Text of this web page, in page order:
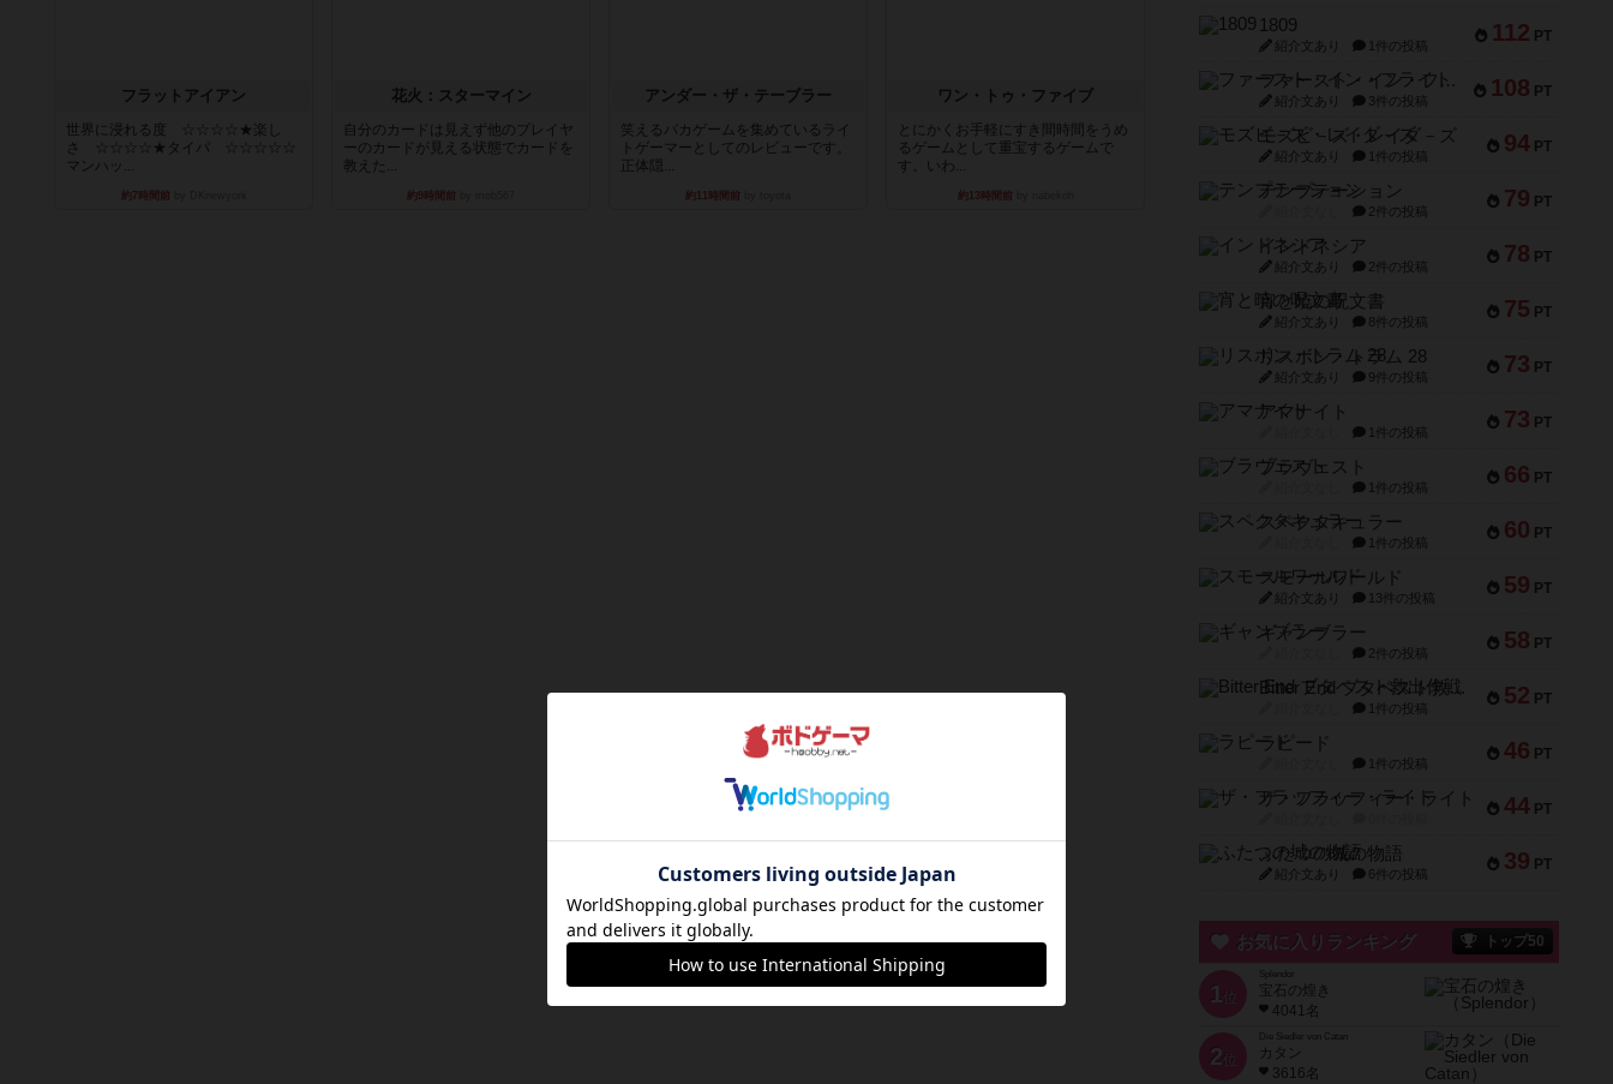
フラットアイアン
世界に浸れる度 ☆☆☆☆★楽し
さ ☆☆☆☆★タイパ ☆☆☆☆☆
マンハッ...
約7時間前
花火：スターマイン
自分のカードは見えず他のプレイヤ
ーのカードが見える状態でカードを
教えた...
約9時間前
アンダー・ザ・テーブラー
笑えるバカゲームを集めているライ
トゲーマーとしてのレビューです。
正体隠...
約11時間前
ワン・トゥ・ファイブ
とにかくお手軽にすき間時間をうめ
るゲームとして重宝するゲームで
す。いわ...
約13時間前
112 PT
1809
紹介文あり 1件の投稿
108 PT
ファースト・イン・フライト
紹介文あり 3件の投稿
94 PT
モズビ－ズ・レイダ－ズ
紹介文あり 1件の投稿
79 PT
テンプテーション
2件の投稿
78 PT
インドネシア
紹介文あり 2件の投稿
75 PT
宵と暁の呪文書
紹介文あり 8件の投稿
73 PT
リスボン・トラム 28
紹介文あり 9件の投稿
73 PT
アマナイト
1件の投稿
66 PT
ブラヴェスト
1件の投稿
60 PT
スペクタキュラー
1件の投稿
59 PT
スモールワールド
紹介文あり 13件の投稿
58 PT
ギャンブラー
2件の投稿
52 PT
Bitter End ブタペスト救出作戦
1件の投稿
46 PT
ラピード
1件の投稿
44 PT
ザ・フラッフィー・ライト
39 PT
ふたつの城の物語
紹介文あり 6件の投稿
お気に入りランキング トップ50
1 位
宝石の煌き
4041名
2 位
Die Siedler von Catan
カタン
3616名